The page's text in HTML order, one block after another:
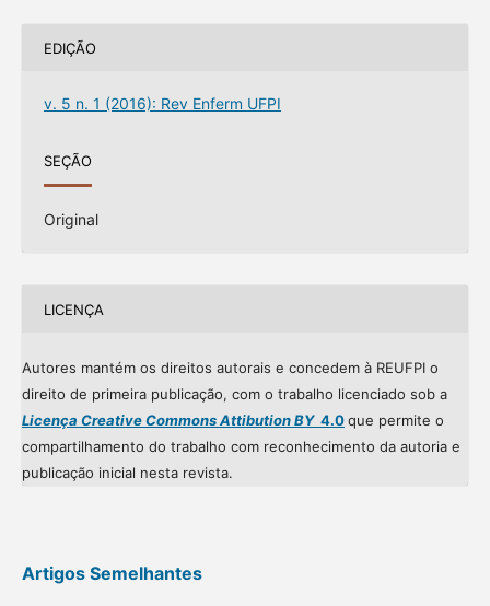
EDIÇÃO
v. 5 n. 1 (2016): Rev Enferm UFPI
SEÇÃO
Original
LICENÇA
Autores mantém os direitos autorais e concedem à REUFPI o
direito de primeira publicação, com o trabalho licenciado sob a
Licença Creative Commons Attibution BY4.0que permite o
compartilhamento do trabalho com reconhecimento da autoria e
publicação inicial nesta revista.
Artigos Semelhantes